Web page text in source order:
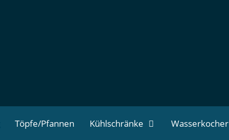
Töpfe/Pfannen Kühlschränke Wasserkocher